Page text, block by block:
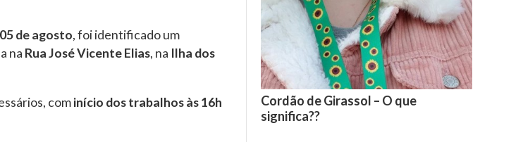
de agosto, foi identificado um
na Rua José Vicente Elias, na Ilha dos
cominício dos trabalhos às 16h
Cordão de Girassol – O que
significa??